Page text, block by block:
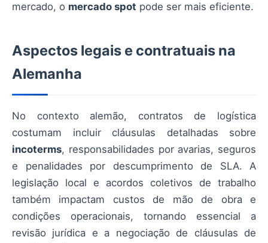
mercado, o mercado spot pode ser mais eficiente.
Aspectos legais e contratuais na
Alemanha
No contexto alemão, contratos de logística
costumam incluir cláusulas detalhadas sobre
incoterms, responsabilidades por avarias, seguros
e penalidades por descumprimento de SLA. A
legislação local e acordos coletivos de trabalho
também impactam custos de mão de obra e
condições operacionais, tornando essencial a
revisão jurídica e a negociação de cláusulas de